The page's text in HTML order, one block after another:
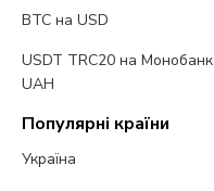
BTC на USD
USDT TRC20 на Монобанк
UAH
Популярні країни
Україна